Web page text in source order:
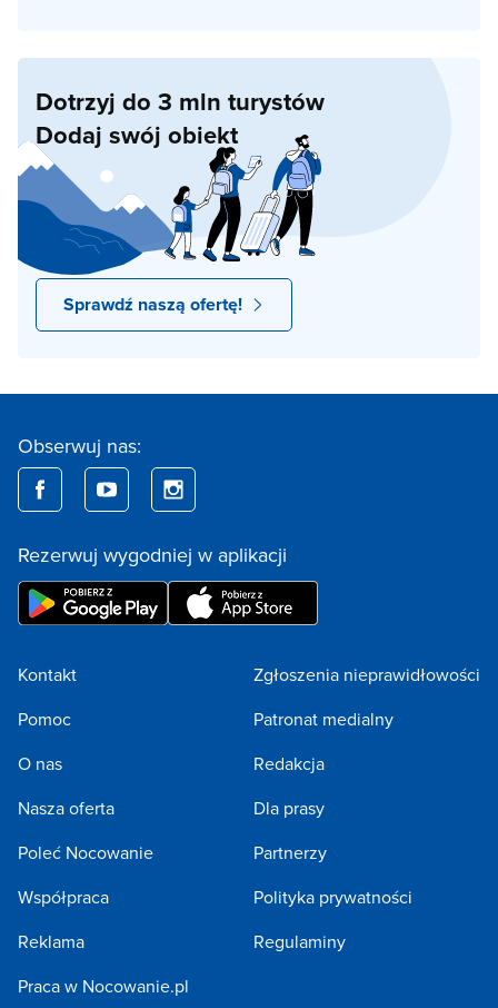
Dotrzyj do 3 mln turystów
Dodaj swój obiekt
Sprawdź naszą ofertę!
Obserwuj nas:
Rezerwuj wygodniej w aplikacji
Kontakt
Pomoc
O nas
Nasza oferta
Poleć Nocowanie
Współpraca
Reklama
Praca w Nocowanie.pl
Zgłoszenia nieprawidłowości
Patronat medialny
Redakcja
Dla prasy
Partnerzy
Polityka prywatności
Regulaminy